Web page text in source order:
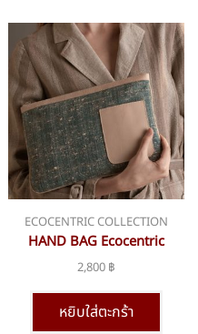
ECOCENTRIC COLLECTION
HAND BAG Ecocentric
collection bsn-310
2,800 ฿
หยิบใส่ตะกร้า